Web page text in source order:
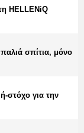
HELLENiQ
παλιά σπίτια, μόνο
στόχο για την